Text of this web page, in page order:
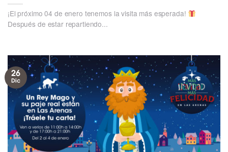
¡El próximo 04 de enero tenemos la visita más esperada!
Después de estar repartiendo...
26
Dic